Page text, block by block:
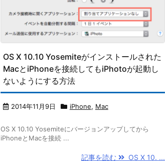
OS X 10.10 Yosemiteがインストールされた
MacとiPhoneを接続してもiPhotoが起動し
ないようにする方法
2014年11月9日 iPhone, Mac
OS X 10.10 Yosemiteにバージョンアップしてから
iPhoneとMacを接続 ...
記事を読む OS X 10. ...